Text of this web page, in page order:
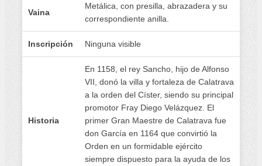
Vaina
Metálica, con presilla, abrazadera y su
correspondiente anilla.
Inscripción Ninguna visible
Historia
En 1158, el rey Sancho, hijo de Alfonso
VII, donó la villa y fortaleza de Calatrava
a la orden del Císter, siendo su principal
promotor Fray Diego Velázquez. El
primer Gran Maestre de Calatrava fue
don García en 1164 que convirtió la
Orden en un formidable ejército
siempre dispuesto para la ayuda de los